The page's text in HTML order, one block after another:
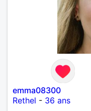
emma08300
Rethel - 36 ans